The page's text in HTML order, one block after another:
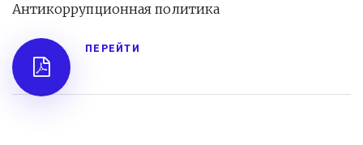
Антикоррупционная политика
ПЕРЕЙТИ